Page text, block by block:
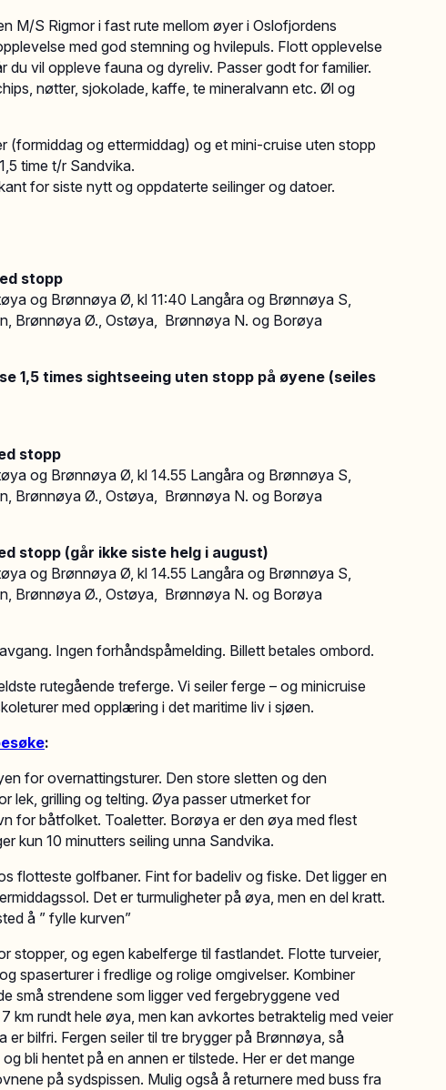
M/S Rigmor i fast rute mellom øyer i Oslofjordens
med god stemning og hvilepuls. Flott opplevelse
du vil oppleve fauna og dyreliv. Passer godt for familier.
nøtter, sjokolade, kaffe, te mineralvann etc. Øl og
(formiddag og ettermiddag) og et mini-cruise uten stopp
time t/r Sandvika.
for siste nytt og oppdaterte seilinger og datoer.
stopp
og Brønnøya Ø, kl 11:40 Langåra og Brønnøya S,
Brønnøya Ø., Ostøya, Brønnøya N. og Borøya
1,5 times sightseeing uten stopp på øyene (seiles
stopp
og Brønnøya Ø, kl 14.55 Langåra og Brønnøya S,
Brønnøya Ø., Ostøya, Brønnøya N. og Borøya
stopp (går ikke siste helg i august)
og Brønnøya Ø, kl 14.55 Langåra og Brønnøya S,
Brønnøya Ø., Ostøya, Brønnøya N. og Borøya
Ingen forhåndspåmelding. Billett betales ombord.
rutegående treferge. Vi seiler ferge – og minicruise
med opplæring i det maritime liv i sjøen.
:
for overnattingsturer. Den store sletten og den
lek, grilling og telting. Øya passer utmerket for
for båtfolket. Toaletter. Borøya er den øya med flest
kun 10 minutters seiling unna Sandvika.
flotteste golfbaner. Fint for badeliv og fiske. Det ligger en
Det er turmuligheter på øya, men en del kratt.
å ” fylle kurven”
stopper, og egen kabelferge til fastlandet. Flotte turveier,
spaserturer i fredlige og rolige omgivelser. Kombiner
små strendene som ligger ved fergebryggene ved
km rundt hele øya, men kan avkortes betraktelig med veier
bilfri. Fergen seiler til tre brygger på Brønnøya, så
bli hentet på en annen er tilstede. Her er det mange
på sydspissen. Mulig også å returnere med buss fra